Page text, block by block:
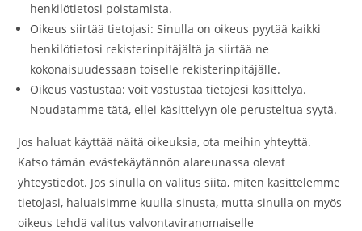
henkilötietosi poistamista.
Oikeus siirtää tietojasi: Sinulla on oikeus pyytää kaikki
henkilötietosi rekisterinpitäjältä ja siirtää ne
kokonaisuudessaan toiselle rekisterinpitäjälle.
Oikeus vastustaa: voit vastustaa tietojesi käsittelyä.
Noudatamme tätä, ellei käsittelyyn ole perusteltua syytä.
Jos haluat käyttää näitä oikeuksia, ota meihin yhteyttä.
Katso tämän evästekäytännön alareunassa olevat
yhteystiedot. Jos sinulla on valitus siitä, miten käsittelemme
tietojasi, haluaisimme kuulla sinusta, mutta sinulla on myös
oikeus tehdä valitus valvontaviranomaiselle